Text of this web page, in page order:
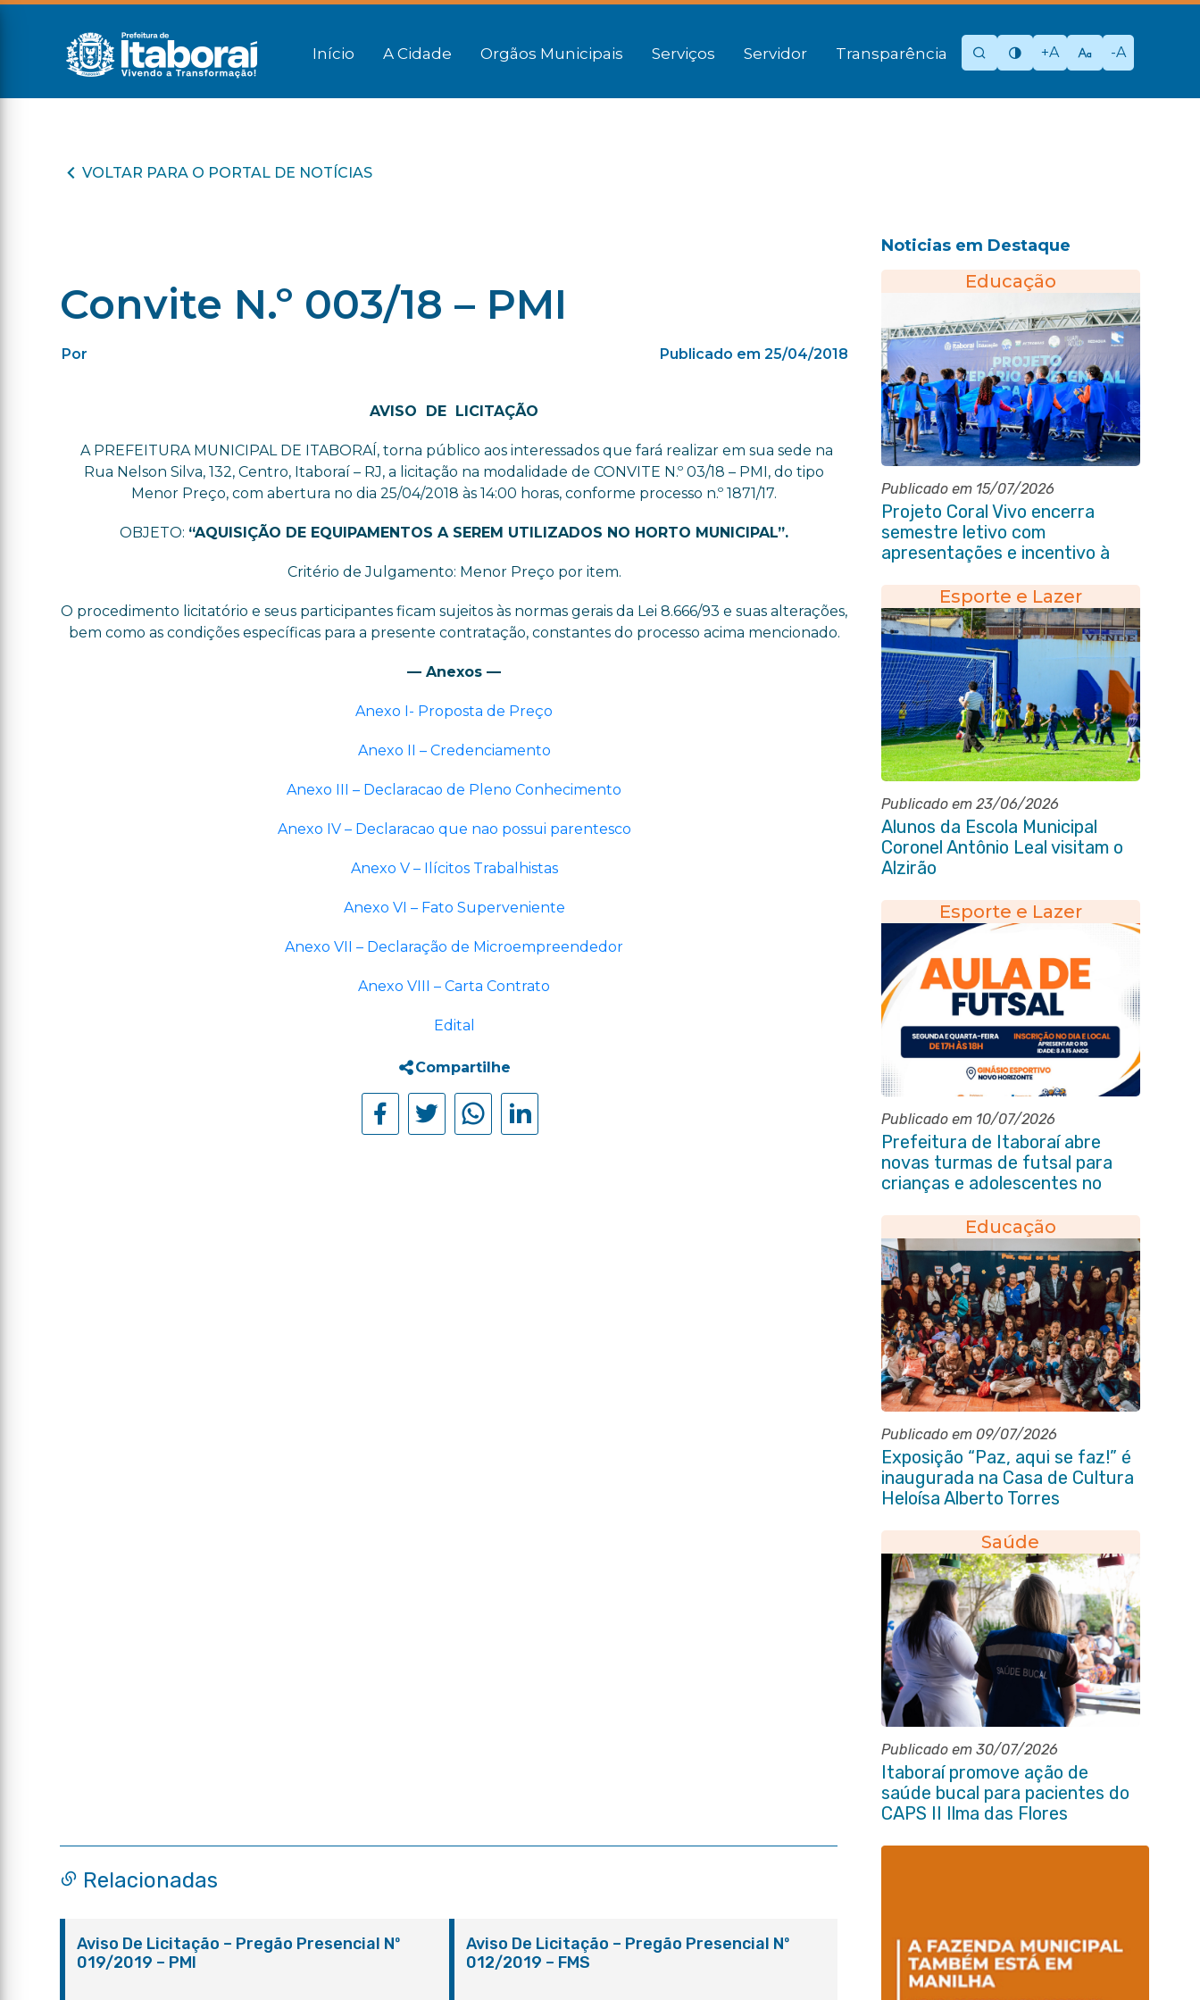
Início A Cidade Orgãos Municipais Serviços Servidor Transparência +A -A
VOLTAR PARA O PORTAL DE NOTÍCIAS
Convite N.º 003/18 – PMI
Por Publicado em 25/04/2018
AVISO DE LICITAÇÃO
A PREFEITURA MUNICIPAL DE ITABORAÍ, torna público aos interessados que fará realizar em sua sede na
Rua Nelson Silva, 132, Centro, Itaboraí – RJ, a licitação na modalidade de CONVITE N.º 03/18 – PMI, do tipo
Menor Preço, com abertura no dia 25/04/2018 às 14:00 horas, conforme processo n.º 1871/17.
OBJETO: “AQUISIÇÃO DE EQUIPAMENTOS A SEREM UTILIZADOS NO HORTO MUNICIPAL”.
Critério de Julgamento: Menor Preço por item.
O procedimento licitatório e seus participantes ficam sujeitos às normas gerais da Lei 8.666/93 e suas alterações,
bem como as condições específicas para a presente contratação, constantes do processo acima mencionado.
— Anexos —
Anexo I- Proposta de Preço
Anexo II – Credenciamento
Anexo III – Declaracao de Pleno Conhecimento
Anexo IV – Declaracao que nao possui parentesco
Anexo V – Ilícitos Trabalhistas
Anexo VI – Fato Superveniente
Anexo VII – Declaração de Microempreendedor
Anexo VIII – Carta Contrato
Edital
Compartilhe
Noticias em Destaque
Educação
Publicado em 15/07/2026
Projeto Coral Vivo encerra
semestre letivo com
apresentações e incentivo à
ItaboraíEsporte e Lazer
Publicado em 23/06/2026
Alunos da Escola Municipal
Coronel Antônio Leal visitam o
Alzirão
Esporte e Lazer
Publicado em 10/07/2026
Prefeitura de Itaboraí abre
novas turmas de futsal para
crianças e adolescentes no
Educação
Publicado em 09/07/2026
Exposição “Paz, aqui se faz!” é
inaugurada na Casa de Cultura
Heloísa Alberto Torres
Saúde
Publicado em 30/07/2026
Itaboraí promove ação de
saúde bucal para pacientes do
CAPS II Ilma das Flores
Relacionadas
Aviso De Licitação – Pregão Presencial Nº
019/2019 – PMI
Aviso De Licitação – Pregão Presencial Nº
012/2019 – FMS